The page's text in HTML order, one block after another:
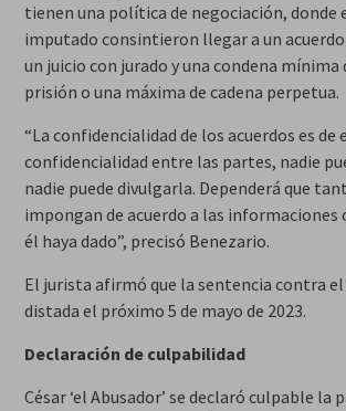
tienen una política de negociación, donde
imputado consintieron llegar a un
un juicio con jurado y una condena mínima
prisión o una máxima de cadena perpetua.
“La confidencialidad de los acuerdos es de
confidencialidad entre las partes, nadie
nadie puede divulgarla. Dependerá que
impongan de acuerdo a las informaciones
él haya dado”, precisó Benezario.
El jurista afirmó que la sentencia contra el
distada el próximo 5 de mayo de 2023.
Declaración de culpabilidad
César ‘el Abusador’ se declaró culpable la